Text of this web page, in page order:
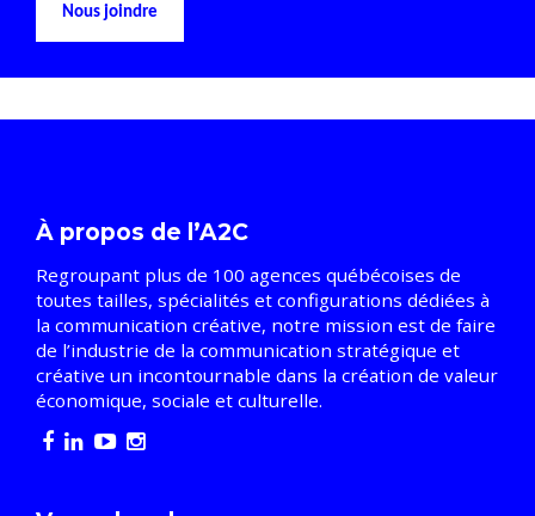
Nous joindre
À propos de l’A2C
Regroupant plus de 100 agences québécoises de
toutes tailles, spécialités et configurations dédiées à
la communication créative, notre mission est de faire
de l’industrie de la communication stratégique et
créative un incontournable dans la création de valeur
économique, sociale et culturelle.